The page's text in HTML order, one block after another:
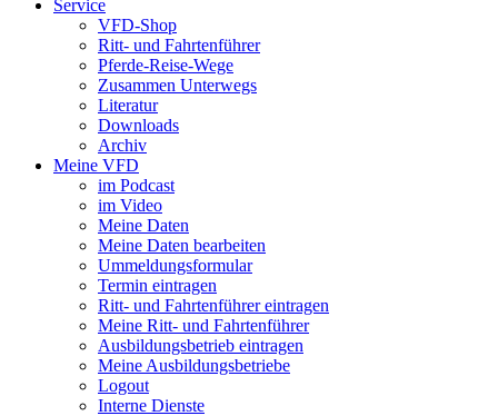
Service
VFD-Shop
Ritt- und Fahrtenführer
Pferde-Reise-Wege
Zusammen Unterwegs
Literatur
Downloads
Archiv
Meine VFD
im Podcast
im Video
Meine Daten
Meine Daten bearbeiten
Ummeldungsformular
Termin eintragen
Ritt- und Fahrtenführer eintragen
Meine Ritt- und Fahrtenführer
Ausbildungsbetrieb eintragen
Meine Ausbildungsbetriebe
Logout
Interne Dienste